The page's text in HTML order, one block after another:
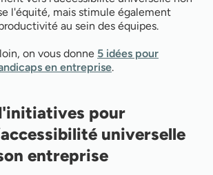
l'équité, mais stimule également
au sein des équipes.
on vous donne 5 idées pour
en entreprise.
pour
universelle
entreprise